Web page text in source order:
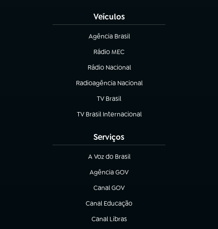
Veículos
Agência Brasil
(abre em nova aba)
Rádio MEC
(abre em nova aba)
Rádio Nacional
Radioagência Nacional
(abre em nova aba)
TV Brasil
(abre em nova aba)
TV Brasil Internacional
(abre em nova aba)
Serviços
A Voz do Brasil
(abre em nova aba)
Agência GOV
(abre em nova aba)
Canal GOV
(abre em nova aba)
Canal Educação
(abre em nova aba)
Canal Libras
(abre em nova aba)